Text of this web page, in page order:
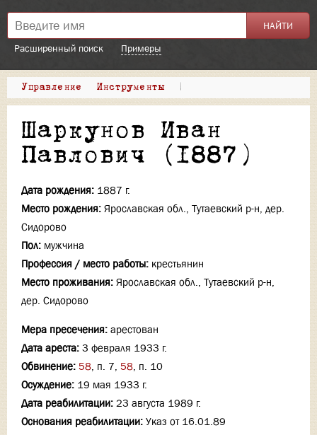
Расширенный поиск Примеры
Управление Инструменты |
Шаркунов Иван
Павлович (1887)
Дата рождения: 1887 г.
Место рождения: Ярославская обл., Тутаевский р-н, дер.
Сидорово
Пол: мужчина
Профессия / место работы: крестьянин
Место проживания: Ярославская обл., Тутаевский р-н,
дер. Сидорово
Мера пресечения: арестован
Дата ареста: 3 февраля 1933 г.
Обвинение: 58, п. 7, 58, п. 10
Осуждение: 19 мая 1933 г.
Дата реабилитации: 23 августа 1989 г.
Основания реабилитации: Указ от 16.01.89